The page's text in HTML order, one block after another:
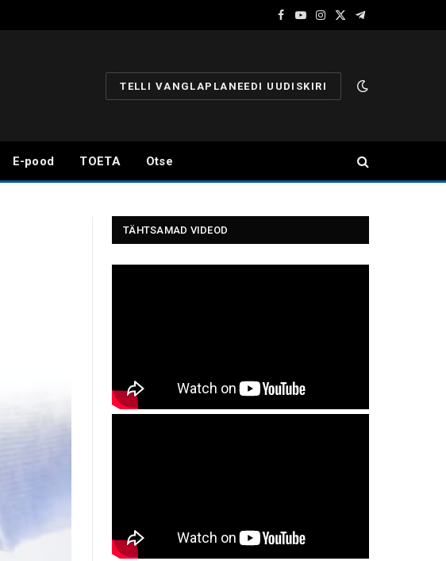
Facebook
YouTube
Instagram
X
Telegram
TELLI VANGLAPLANEEDI UUDISKIRI
E-pood TOETA Otse
TÄHTSAMAD VIDEOD